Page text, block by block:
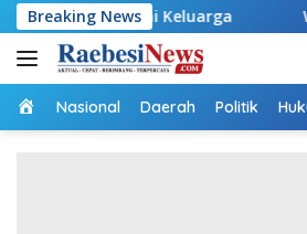
Langsung
ke
konten
Breaking News
Keluarga Wakil Bupati
Home
Nasional Daerah Politik